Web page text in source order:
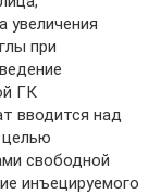
увеличения
при
ГК
вводится над
целью
свободной
инъецируемого